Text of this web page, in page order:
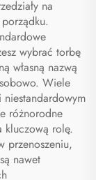
na
wybrać torbę
własną nazwą
Wiele
różnorodne
rolę.
przenoszeniu,
nawet